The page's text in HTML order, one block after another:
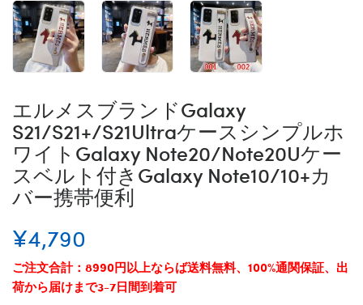
エルメスブランドGalaxy
S21/S21+/S21Ultraケースシンプルホ
ワイトGalaxy Note20/Note20Uケー
スベルト付きGalaxy Note10/10+カ
バー携帯便利
¥4,790
ご注文合計：8990円以上ならば送料無料、100%通関保証、出
荷から届けまで3-7日間到着可